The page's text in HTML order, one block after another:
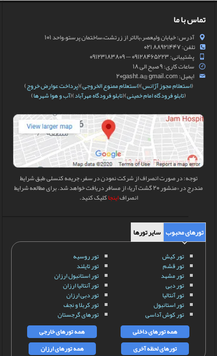
تماس با ما
آدرس: خیابان ولیعصر،بالاتر از زرتشت،ساختمان پرستو،واحد 101
تلفن: 88921447 021
پشتیبانی: 09128465223 — 09123183809
ساعات کاری: 9 صبح الی 18
ایمیل: 20gasht.a@ gmail.com
(استعلام مجوز آژانس)(استعلام ممنوع الخروجی)(پرداخت عوارض خروج)
(تابلو فرودگاه امام خمینی)(تابلو فرودگاه مهرآباد)(آب و هوا شهرها)
توجه: در صورت انصراف از شرکت نمودن در سفر، جریمه کنسلی طبق شرایط
مندرج در «منشور 20 گشت آریا» از مسافر دریافت خواهد شد. برای مطالعه شرایط
انصرافاینجاکلیک کنید.
تورهای محبوب سایر تورها
تور کیش
تور قشم
تور مشهد
تور دبی
تور آنتالیا
تور استانبول
تور کوش آداسی
تور روسیه
تور تایلند
تور استانبول ارزان
تور آنتالیا ارزان
تور دبی ارزان
تور کربلا و نجف
تورهای گرجستان
همه تورهای داخلی
همه تورهای خارجی
تورهای لحظه آخری
همه تورهای ارزان